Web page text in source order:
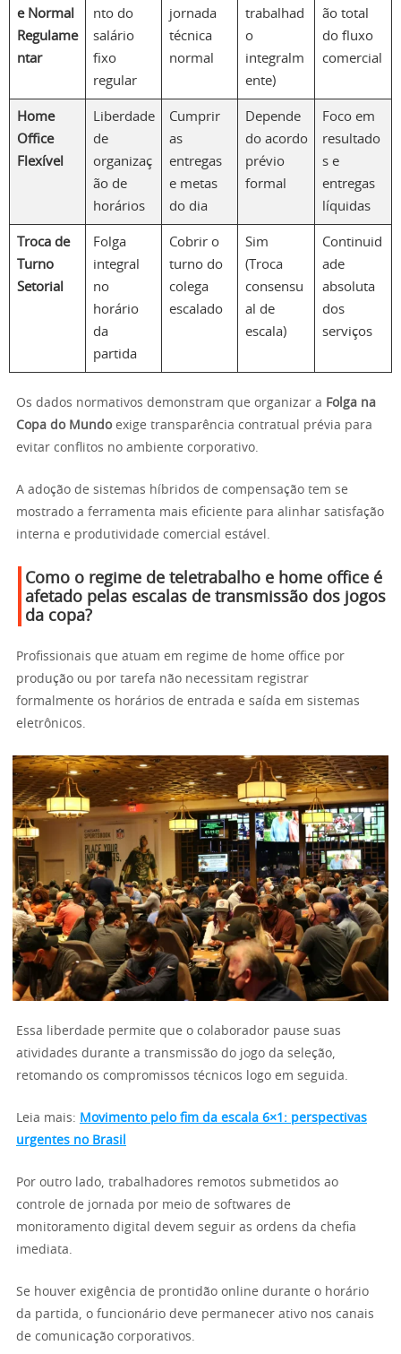
e Normal
Regulame
ntar
nto do
salário
fixo
regular
jornada
técnica
normal
trabalhad
o
integralm
ente)
ão total
do fluxo
comercial
Home
Office
Flexível
Liberdade
de
organizaç
ão de
horários
Cumprir
as
entregas
e metas
do dia
Depende
do acordo
prévio
formal
Foco em
resultado
s e
entregas
líquidas
Troca de
Turno
Setorial
Folga
integral
no
horário
da
partida
Cobrir o
turno do
colega
escalado
Sim
(Troca
consensu
al de
escala)
Continuid
ade
absoluta
dos
serviços
Os dados normativos demonstram que organizar a Folga na
Copa do Mundoexige transparência contratual prévia para
evitar conflitos no ambiente corporativo.
A adoção de sistemas híbridos de compensação tem se
mostrado a ferramenta mais eficiente para alinhar satisfação
interna e produtividade comercial estável.
Como o regime de teletrabalho e home office é
afetado pelas escalas de transmissão dos jogos
da copa?
Profissionais que atuam em regime de home office por
produção ou por tarefa não necessitam registrar
formalmente os horários de entrada e saída em sistemas
eletrônicos.
Essa liberdade permite que o colaborador pause suas
atividades durante a transmissão do jogo da seleção,
retomando os compromissos técnicos logo em seguida.
Leia mais: Movimento pelo fim da escala 6×1: perspectivas
urgentes no Brasil
Por outro lado, trabalhadores remotos submetidos ao
controle de jornada por meio de softwares de
monitoramento digital devem seguir as ordens da chefia
imediata.
Se houver exigência de prontidão online durante o horário
da partida, o funcionário deve permanecer ativo nos canais
de comunicação corporativos.